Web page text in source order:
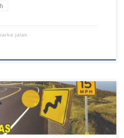
jalan
Lalu Lintas, Pabrik Rambu Lalu
Rambu Lalu Lintas Murah,